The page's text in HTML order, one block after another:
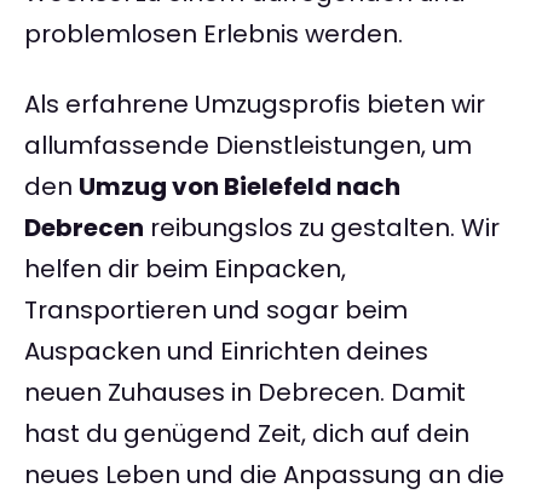
problemlosen Erlebnis werden.
Als erfahrene Umzugsprofis bieten wir
allumfassende Dienstleistungen, um
den Umzug von Bielefeld nach
Debrecen reibungslos zu gestalten. Wir
helfen dir beim Einpacken,
Transportieren und sogar beim
Auspacken und Einrichten deines
neuen Zuhauses in Debrecen. Damit
hast du genügend Zeit, dich auf dein
neues Leben und die Anpassung an die